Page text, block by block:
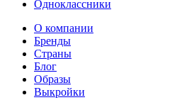
Одноклассники
О компании
Бренды
Страны
Блог
Образы
Выкройки